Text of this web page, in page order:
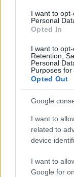
I want to
Personal
Opted In
I want to
Retention,
Personal
Purposes
Opted Out
Google
I want to
related to
device
I want to
Google for
nem vagyok
volt rossz. A
"mi
Zendrajinx•2016.
Miért játszódik
Talán mert az
idegrendszerű
elviselni a
felkockázzák